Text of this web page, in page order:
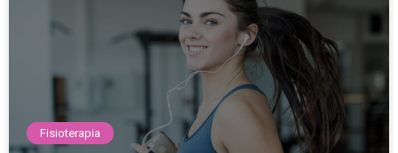
Fisioterapia